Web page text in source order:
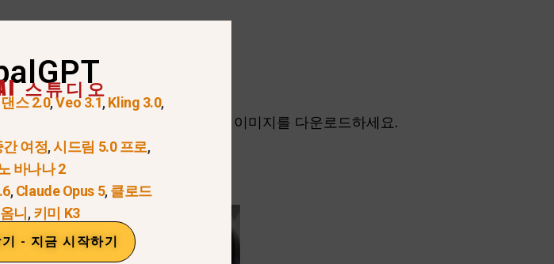
사실적으로 보이는지 확인하세요.
일관성을 약간 수정한 다음 최종 이미지를 다운로드하세요.
스튜디오
스 2.0,Veo 3.1,Kling 3.0,
간 여정,시드림 5.0 프로,
바나나 2
,Claude Opus 5,클로드
니,키미 K3
- 지금 시작하기